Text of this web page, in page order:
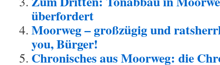
überfordert
Moorweg – großzügig und
you, Bürger!
Chronisches aus Moorweg: die